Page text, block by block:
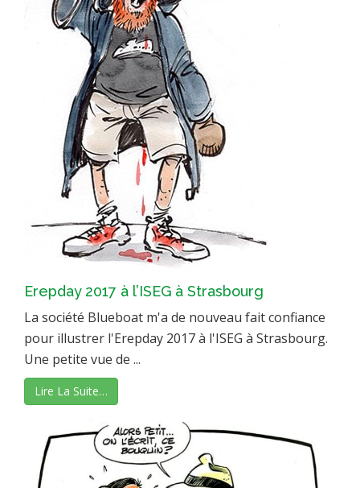
Erepday 2017 à l’ISEG à Strasbourg
La société Blueboat m'a de nouveau fait confiance
pour illustrer l'Erepday 2017 à l'ISEG à Strasbourg.
Une petite vue de ...
Lire La Suite…